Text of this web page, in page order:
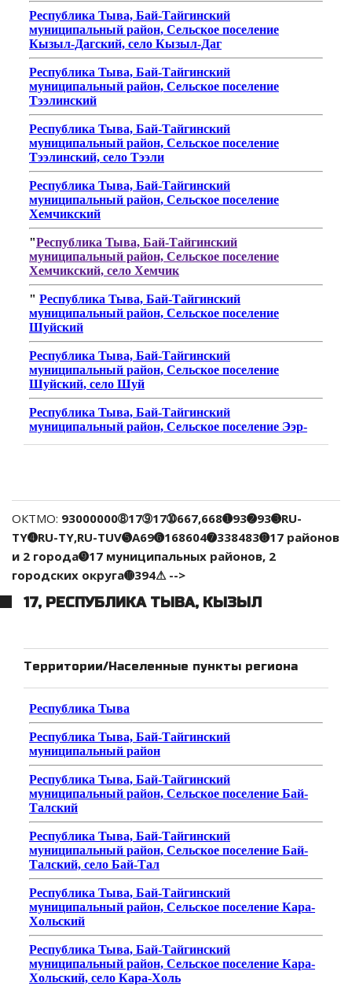
ОКТМО: 93000000➇17➈17➉667,668➊93➋93➌RU-
TY➍RU-TY,RU-TUV➎A69➏168604➐338483➑17 районов
и 2 города➒17 муниципальных районов, 2
городских округа➓394⚠ -->
17, РЕСПУБЛИКА ТЫВА, КЫЗЫЛ
Территории/Населенные пункты региона